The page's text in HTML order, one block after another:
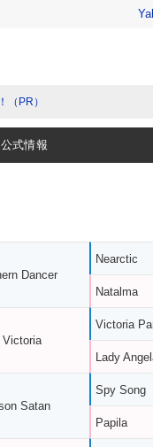
（PR）
公式情報
Dancer
Victoria
Satan
Nearctic
Natalma
Victoria
Lady
Spy Song
Papila